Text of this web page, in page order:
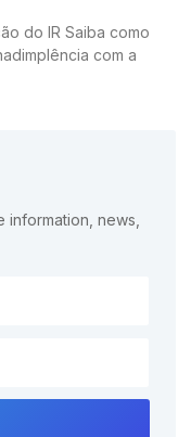
do IR Saiba como
com a
news,